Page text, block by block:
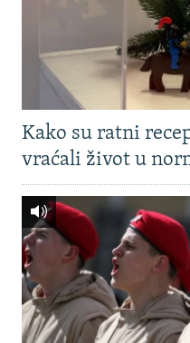
Kako su ratni
vraćali život u